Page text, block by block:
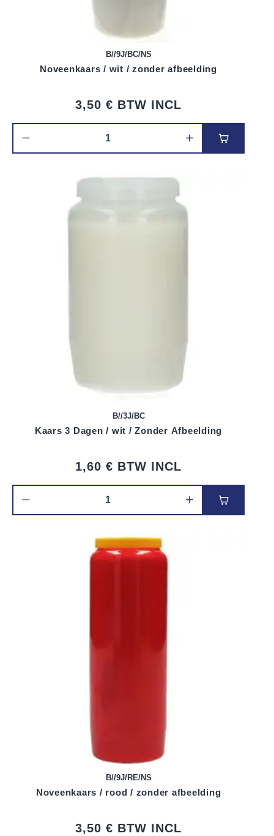
B//9J/BC/NS
Noveenkaars / wit / zonder afbeelding
3,50 € BTW INCL
Voeg toe
B//3J/BC
Kaars 3 Dagen / wit / Zonder Afbeelding
1,60 € BTW INCL
Voeg toe
B//9J/RE/NS
Noveenkaars / rood / zonder afbeelding
3,50 € BTW INCL